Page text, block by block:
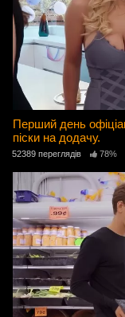
Перший день
піски на додачу.
52389 переглядів 78%